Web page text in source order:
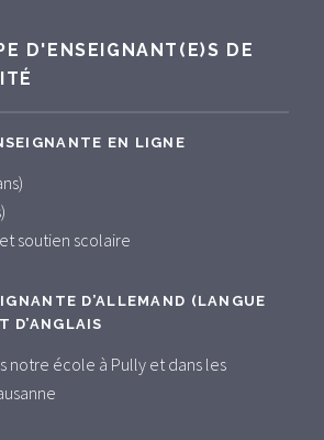
D'ENSEIGNANT(E)S DE
EN LIGNE
soutien scolaire
D’ALLEMAND (LANGUE
D’ANGLAIS
notre école à Pully et dans les